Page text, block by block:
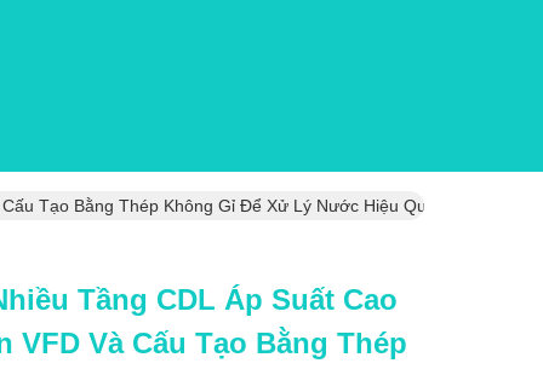
Tạo Bằng Thép Không Gỉ Để Xử Lý Nước Hiệu Quả
Tầng CDL Áp Suất Cao
VFD Và Cấu Tạo Bằng Thép